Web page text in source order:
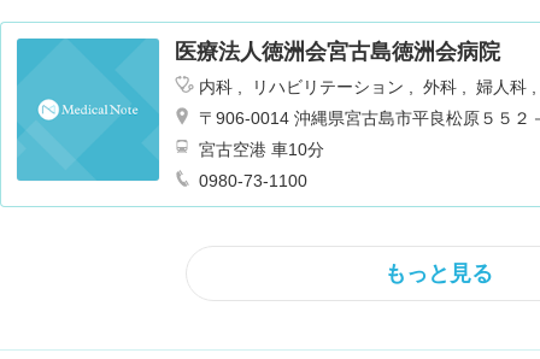
医療法人徳洲会宮古島徳洲会病院
内科 リハビリテーション 外科
婦人科
科
泌尿器科 皮膚科 心臓血管外科 形
〒906-0014 沖縄県宮古島市平良松原５５２
宮古空港 車10分
0980-73-1100
もっと見る